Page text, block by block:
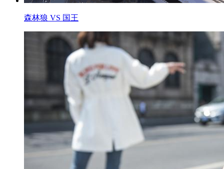
森林狼 VS 国王